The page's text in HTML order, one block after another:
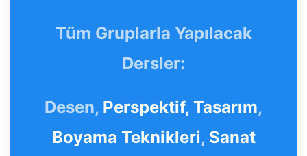
Tüm Gruplarla Yapılacak
Dersler:
Desen, Perspektif, Tasarım,
Boyama Teknikleri, Sanat